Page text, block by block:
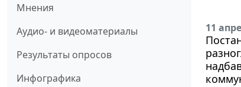
Мнения
Аудио- и видеоматериалы
Результаты опросов
Инфографика
11